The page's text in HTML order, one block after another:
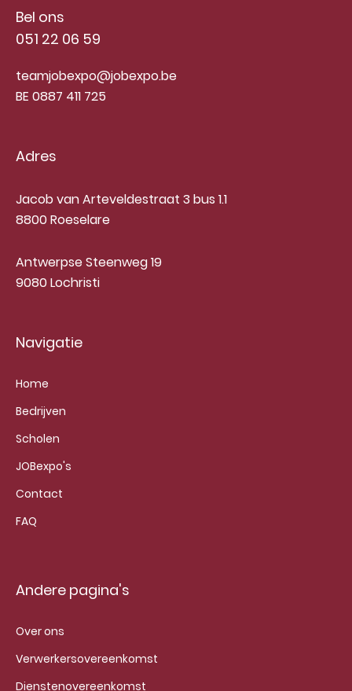
Bel ons
051 22 06 59
teamjobexpo@jobexpo.be
BE 0887 411 725
Adres
Jacob van Arteveldestraat 3 bus 1.1
8800 Roeselare
Antwerpse Steenweg 19
9080 Lochristi
Navigatie
Home
Bedrijven
Scholen
JOBexpo's
Contact
FAQ
Andere pagina's
Over ons
Verwerkersovereenkomst
Dienstenovereenkomst